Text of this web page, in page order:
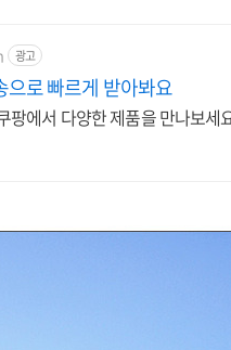
광고
로 빠르게 받아봐요
팡에서 다양한 제품을 만나보